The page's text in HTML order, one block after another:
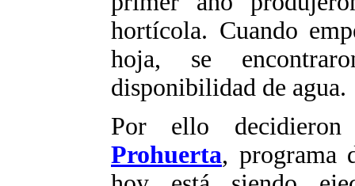
hortícola. Cuando
hoja, se
disponibilidad de agua.
Por ello
Prohuerta, programa